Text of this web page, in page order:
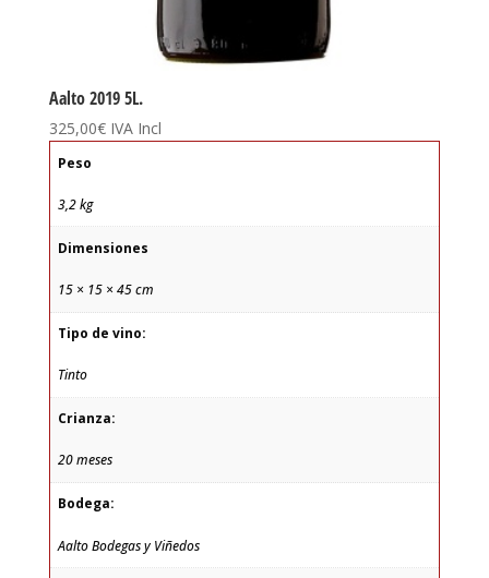
Aalto 2019 5L.
325,00€ IVA Incl
Peso
3,2 kg
Dimensiones
15 × 15 × 45 cm
Tipo de vino:
Tinto
Crianza:
20 meses
Bodega:
Aalto Bodegas y Viñedos